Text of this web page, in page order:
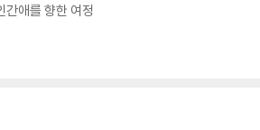
대에도 불구하고 원고는 출간 불허 판정을 받
가 작품을 마이크로필름으로 밀반출해 1980
지속적인 삭제와 수정을 거쳐 영어, 독일어, 프
하고 긍정하는 과정은 전쟁의 비극이 실시간으
간애를 향한 여정